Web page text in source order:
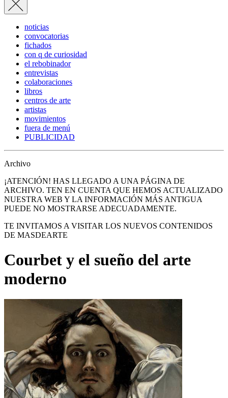
noticias
convocatorias
fichados
con q de curiosidad
el rebobinador
entrevistas
colaboraciones
libros
centros de arte
artistas
movimientos
fuera de menú
PUBLICIDAD
Archivo
¡ATENCIÓN! HAS LLEGADO A UNA PÁGINA DE
ARCHIVO. TEN EN CUENTA QUE HEMOS ACTUALIZADO
NUESTRA WEB Y LA INFORMACIÓN MÁS ANTIGUA
PUEDE NO MOSTRARSE ADECUADAMENTE.
TE INVITAMOS A VISITAR LOS NUEVOS CONTENIDOS
DE MASDEARTE
Courbet y el sueño del arte
moderno